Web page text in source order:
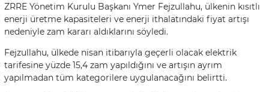
ZRRE Yönetim Kurulu Başkanı Ymer Fejzullahu, ülkenin kısıtlı
enerji üretme kapasiteleri ve enerji ithalatındaki fiyat artışı
nedeniyle zam kararı aldıklarını söyledi.
Fejzullahu, ülkede nisan itibarıyla geçerli olacak elektrik
tarifesine yüzde 15,4 zam yapıldığını ve artışın ayrım
yapılmadan tüm kategorilere uygulanacağını belirtti.